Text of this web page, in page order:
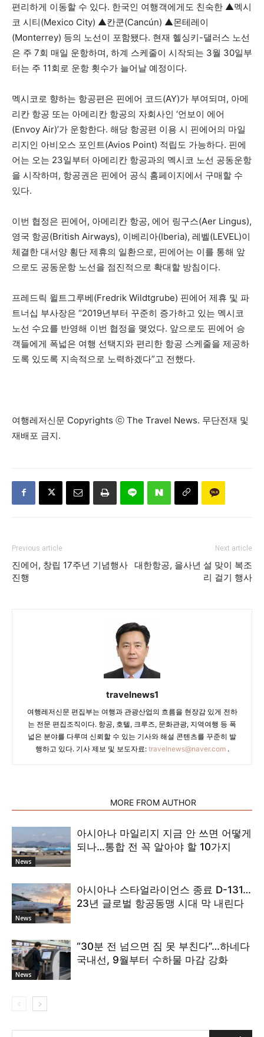
편리하게 이동할 수 있다. 한국인 여행객에게도 친숙한 ▲멕시
코 시티(Mexico City) ▲칸쿤(Cancún) ▲몬테레이
(Monterrey) 등의 노선이 포함됐다. 현재 헬싱키-댈러스 노선
은 주 7회 매일 운항하며, 하계 스케줄이 시작되는 3월 30일부
터는 주 11회로 운항 횟수가 늘어날 예정이다.
멕시코로 향하는 항공편은 핀에어 코드(AY)가 부여되며, 아메
리칸 항공 또는 아메리칸 항공의 자회사인 ‘언보이 에어
(Envoy Air)’가 운항한다. 해당 항공편 이용 시 핀에어의 마일
리지인 아비오스 포인트(Avios Point) 적립도 가능하다. 핀에
어는 오는 23일부터 아메리칸 항공과의 멕시코 노선 공동운항
을 시작하며, 항공권은 핀에어 공식 홈페이지에서 구매할 수
있다.
이번 협정은 핀에어, 아메리칸 항공, 에어 링구스(Aer Lingus),
영국 항공(British Airways), 이베리아(Iberia), 레벨(LEVEL)이
체결한 대서양 횡단 제휴의 일환으로, 핀에어는 이를 통해 앞
으로도 공동운항 노선을 점진적으로 확대할 방침이다.
프레드릭 윌트그루베(Fredrik Wildtgrube) 핀에어 제휴 및 파
트너십 부사장은 “2019년부터 꾸준히 증가하고 있는 멕시코
노선 수요를 반영해 이번 협정을 맺었다. 앞으로도 핀에어 승
객들에게 폭넓은 여행 선택지와 편리한 항공 스케줄을 제공하
도록 있도록 지속적으로 노력하겠다”고 전했다.
여행레저신문 Copyrights ⓒ The Travel News. 무단전재 및
재배포 금지.
Previous article
진에어, 창립 17주년 기념행사
진행
Next article
대한항공, 을사년 설 맞이 복조
리 걸기 행사
travelnews1
여행레저신문 편집부는 여행과 관광산업의 흐름을 현장감 있게 전하
는 전문 편집조직이다. 항공, 호텔, 크루즈, 문화관광, 지역여행 등 폭
넓은 분야를 다루며 신뢰할 수 있는 기사와 해설 콘텐츠를 꾸준히 발
행하고 있다. 기사 제보 및 보도자료: travelnews@naver.com.
MORE FROM AUTHOR
News
아시아나 마일리지 지금 안 쓰면 어떻게
되나…통합 전 꼭 알아야 할 10가지
News
아시아나 스타얼라이언스 종료 D-131…
23년 글로벌 항공동맹 시대 막 내린다
News
“30분 전 넘으면 짐 못 부친다”…하네다
국내선, 9월부터 수하물 마감 강화